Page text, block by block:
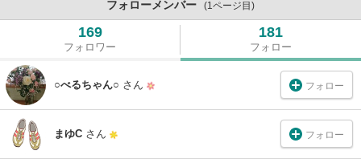
フォローメンバー (1ページ目)
169
フォロワー
181
フォロー
○べるちゃん○ さん フォロー
まゆC さん フォロー